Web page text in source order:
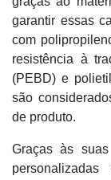
garantir essas
com
resistência à
(PEBD) e
são
de produto.
Graças às